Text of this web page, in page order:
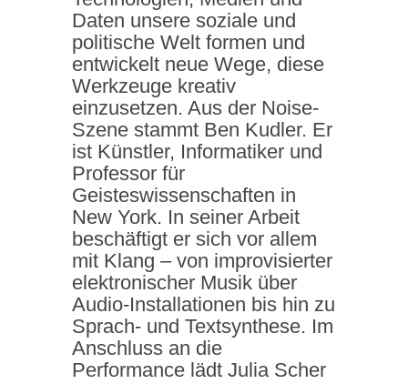
Daten unsere soziale und
politische Welt formen und
entwickelt neue Wege, diese
Werkzeuge kreativ
einzusetzen. Aus der Noise-
Szene stammt Ben Kudler. Er
ist Künstler, Informatiker und
Professor für
Geisteswissenschaften in
New York. In seiner Arbeit
beschäftigt er sich vor allem
mit Klang – von improvisierter
elektronischer Musik über
Audio-Installationen bis hin zu
Sprach- und Textsynthese. Im
Anschluss an die
Performance lädt Julia Scher